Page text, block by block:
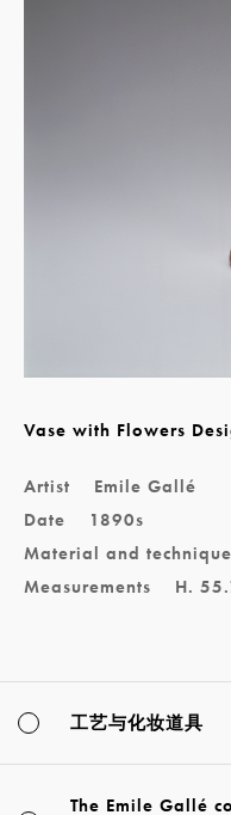
Vase with Flowers
Artist
Emile Gallé
Date
1890s
Material and technique
Measurements
H.
工艺与化妆道具
The Emile Gallé